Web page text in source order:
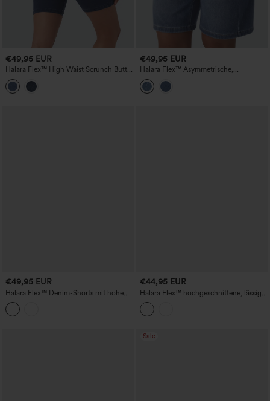
€49,95 EUR
Halara Flex™ High Waist Scrunch Butt
Lifting Dehnbare Strick-Jeans Casual
Shorts mit Taschen
€49,95 EUR
Halara Flex™ Asymmetrische,
hochgeschnittene, gewaschene Denim-
Casual-Shorts (9'') mit Taschen
€49,95 EUR
Halara Flex™ Denim-Shorts mit hohem
Bund, gewaschen, lässig, 4'' mit
Taschen
€44,95 EUR
Halara Flex™ hochgeschnittene, lässige
Shorts aus gewaschenem Denim mit
Taschen und umgekrempeltem Saum
Sale